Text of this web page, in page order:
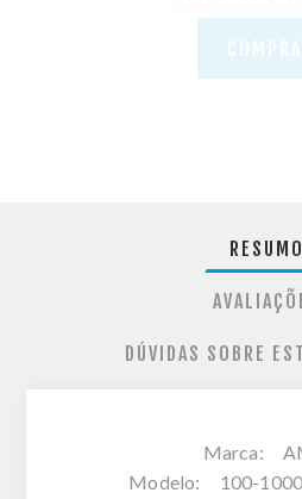
RESUMO
DÚVIDAS SOBRE
Marca:
Modelo: 100-